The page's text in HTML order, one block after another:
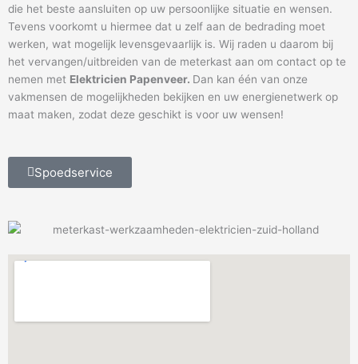
die het beste aansluiten op uw persoonlijke situatie en wensen.
Tevens voorkomt u hiermee dat u zelf aan de bedrading moet
werken, wat mogelijk levensgevaarlijk is. Wij raden u daarom bij
het vervangen/uitbreiden van de meterkast aan om contact op te
nemen met Elektricien Papenveer. Dan kan één van onze
vakmensen de mogelijkheden bekijken en uw energienetwerk op
maat maken, zodat deze geschikt is voor uw wensen!
Spoedservice